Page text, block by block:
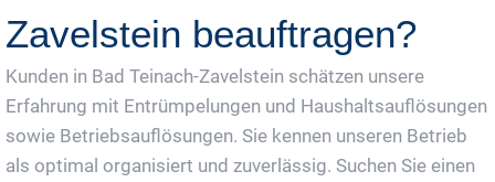
Zavelstein beauftragen?
Kunden in Bad Teinach-Zavelstein schätzen unsere
Erfahrung mit Entrümpelungen und Haushaltsauflösungen
sowie Betriebsauflösungen. Sie kennen unseren Betrieb
als optimal organisiert und zuverlässig. Suchen Sie einen